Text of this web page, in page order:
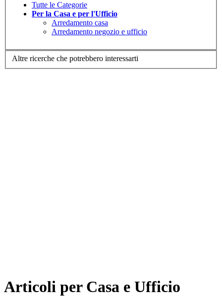
Tutte le Categorie
Per la Casa e per l'Ufficio
Arredamento casa
Arredamento negozio e ufficio
Altre ricerche che potrebbero interessarti
Articoli per Casa e Ufficio